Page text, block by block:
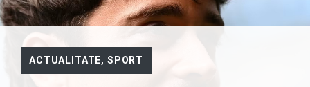
ACTUALITATE, SPORT